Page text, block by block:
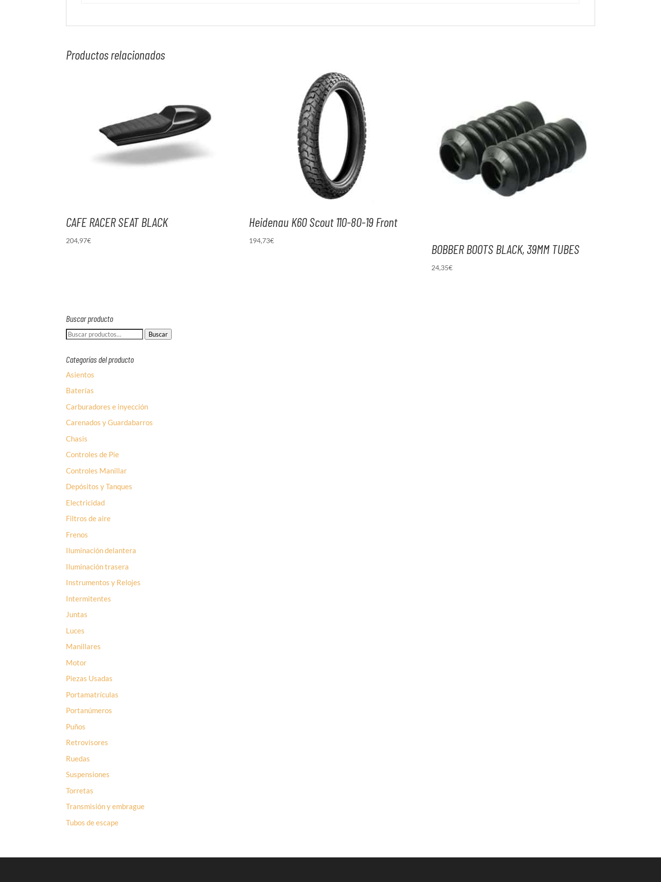
Productos relacionados
CAFE RACER SEAT BLACK
204,97€
Heidenau K60 Scout 110-80-19 Front
194,73€
BOBBER BOOTS BLACK, 39MM TUBES
24,35€
Buscar producto
Buscar
Buscar
Categorías del producto
Asientos
Baterías
Carburadores e inyección
Carenados y Guardabarros
Chasis
Controles de Pie
Controles Manillar
Depósitos y Tanques
Electricidad
Filtros de aire
Frenos
Iluminación delantera
Iluminación trasera
Instrumentos y Relojes
Intermitentes
Juntas
Luces
Manillares
Motor
Piezas Usadas
Portamatrículas
Portanúmeros
Puños
Retrovisores
Ruedas
Suspensiones
Torretas
Transmisión y embrague
Tubos de escape